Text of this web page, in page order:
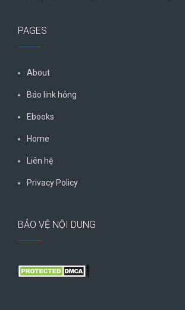
PAGES
About
Báo link hỏng
Ebooks
Home
Liên hệ
Privacy Policy
BẢO VỆ NỘI DUNG